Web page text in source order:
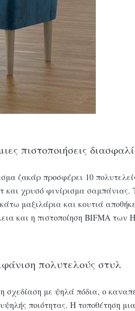
πιστοποιήσεις
ζακάρ προσφέρει 10
χρυσό φινίρισμα
μαξιλάρια και κουτιά
και η πιστοποίηση BIFMA
πολυτελούς στυλ
σχεδίαση με ψηλά πόδια, ο
ποιότητας. Η